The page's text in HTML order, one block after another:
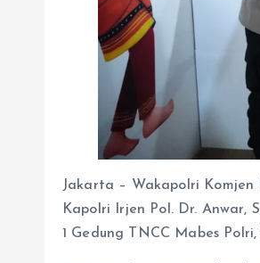
Jakarta – Wakapolri Komjen
Kapolri Irjen Pol. Dr. Anwar,
1 Gedung TNCC Mabes